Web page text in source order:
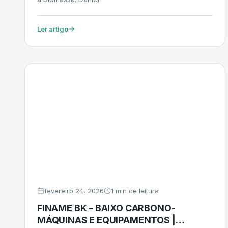
Ler artigo
fevereiro 24, 2026 1 min de leitura
FINAME BK – BAIXO CARBONO-
MÁQUINAS E EQUIPAMENTOS |